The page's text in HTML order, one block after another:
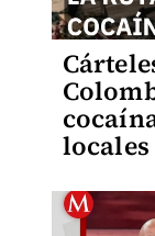
locales